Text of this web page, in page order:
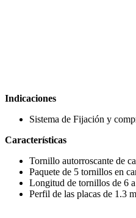
Indicaciones
Sistema de Fijación y
Características
Tornillo autorroscante de
Paquete de 5 tornillos en
Longitud de tornillos de 6
Perfil de las placas de 1.3